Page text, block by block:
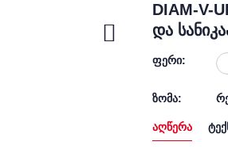
DIAM-V-
და
ფერი:
ზომა:
აღწერა